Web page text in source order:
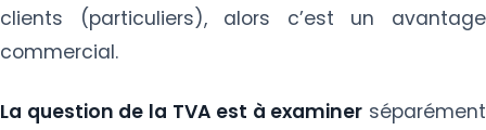
clients (particuliers), alors c’est un avantage
commercial.
La question de la TVA est à examiner séparément